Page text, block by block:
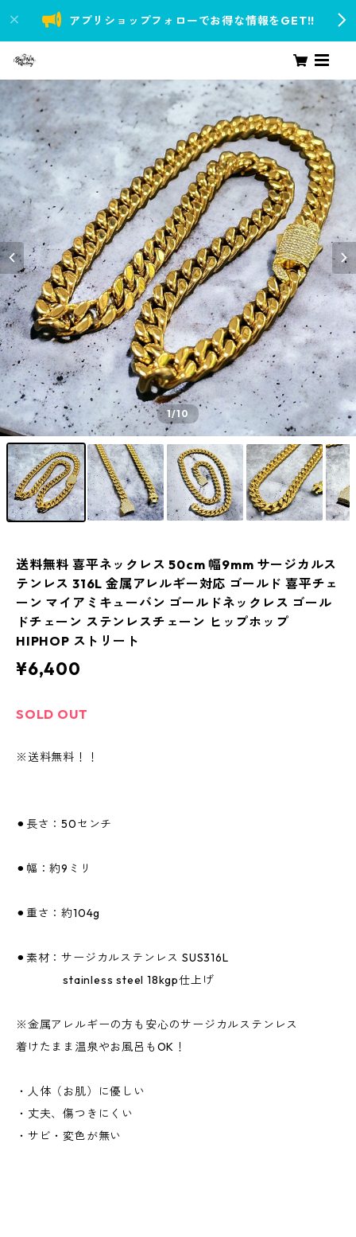
アプリショップフォローでお得な情報をGET!!
1/10
送料無料 喜平ネックレス 50cm 幅9mm サージカルス
テンレス 316L 金属アレルギー対応 ゴールド 喜平チェ
ーン マイアミキューバン ゴールドネックレス ゴール
ドチェーン ステンレスチェーン ヒップホップ
HIPHOP ストリート
¥6,400
SOLD OUT
※送料無料！！
⚫︎長さ：50センチ
⚫︎幅：約9ミリ
⚫︎重さ：約104g
⚫︎素材：サージカルステンレス SUS316L
stainless steel 18kgp仕上げ
※金属アレルギーの方も安心のサージカルステンレス
着けたまま温泉やお風呂もOK！
・人体（お肌）に優しい
・丈夫、傷つきにくい
・サビ・変色が無い